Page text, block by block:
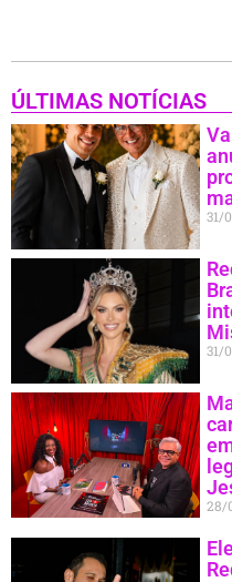
ÚLTIMAS NOTÍCIAS
31/
31/
28/